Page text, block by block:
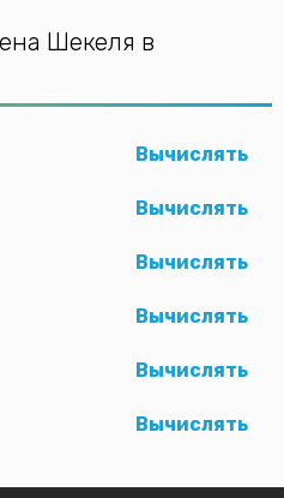
Шекеля в
Вычислять
Вычислять
Вычислять
Вычислять
Вычислять
Вычислять